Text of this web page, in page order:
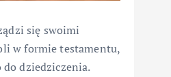
się swoimi
w formie testamentu,
dziedziczenia.